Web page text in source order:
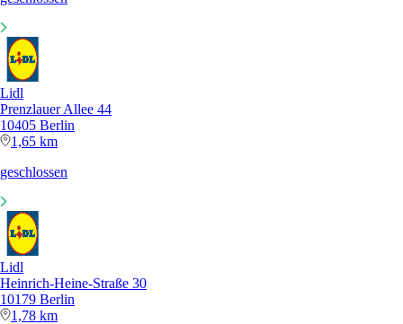
Lidl
Prenzlauer Allee 44
10405 Berlin
1,65 km
geschlossen
Lidl
Heinrich-Heine-Straße 30
10179 Berlin
1,78 km